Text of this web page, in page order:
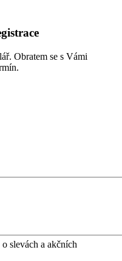
Obratem se s Vámi
slevách a akčních